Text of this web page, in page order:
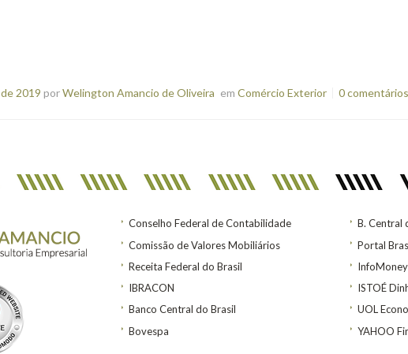
2019 porWelington Amancio de Oliveira em Comércio Exterior 0 comentários
Conselho Federal de Contabilidade
Comissão de Valores Mobiliários
Receita Federal do Brasil
IBRACON
Banco Central do Brasil
Bovespa
B. Central
Portal
InfoMoney
ISTOÉ
UOL
YAHOO